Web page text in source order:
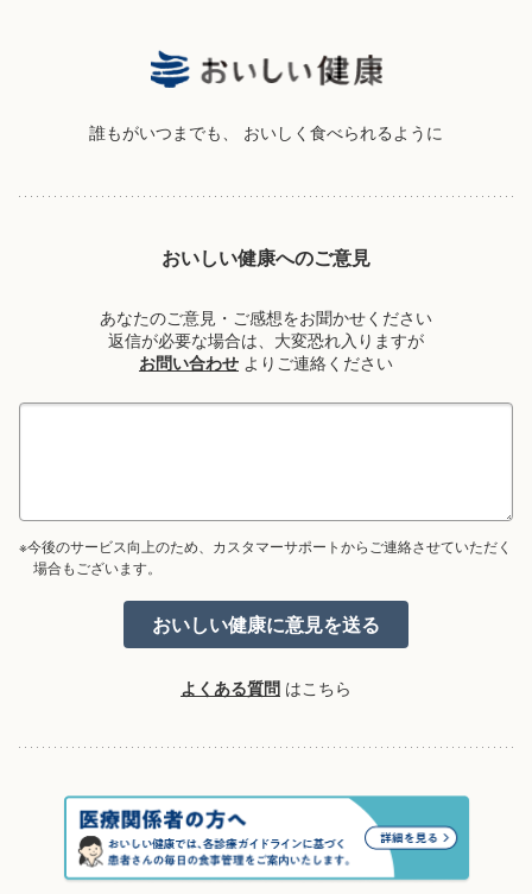
誰もがいつまでも、 おいしく食べられるように
おいしい健康へのご意見
あなたのご意見・ご感想をお聞かせください
返信が必要な場合は、大変恐れ入りますが
お問い合わせ よりご連絡ください
※今後のサービス向上のため、カスタマーサポートからご連絡させていただく
場合もございます。
よくある質問 はこちら